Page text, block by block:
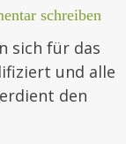
schreiben
sich für das
und alle
den